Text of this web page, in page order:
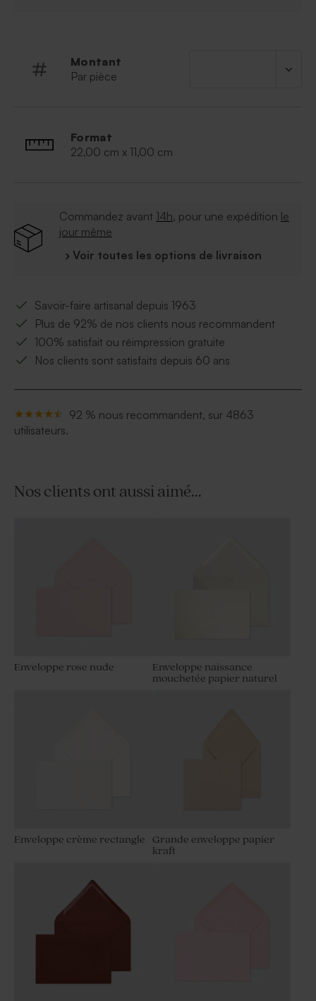
Montant
Par pièce
Format
22,00 cm x 11,00 cm
Commandez avant 14h, pour une expédition le
jour même
› Voir toutes les options de livraison
Savoir-faire artisanal depuis 1963
Plus de 92% de nos clients nous recommandent
100% satisfait ou réimpression gratuite
Nos clients sont satisfaits depuis 60 ans
92 % nous recommandent, sur 4863
utilisateurs.
Nos clients ont aussi aimé...
Enveloppe rose nude
Enveloppe naissance
mouchetée papier naturel
Enveloppe crème rectangle
Grande enveloppe papier
kraft